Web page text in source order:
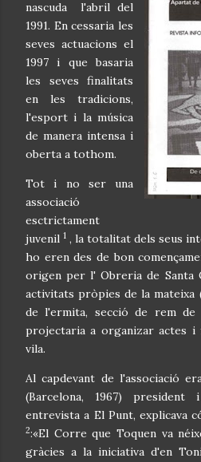
nascuda l'abril del
1991. En cessaria les
seves actuacions el
1997 i que basaria
les seves finalitats
en les tradicions,
l'esport i la música
de manera intensa i
oberta a tothom.
Tot i no ser una
associació
esctrictament
juvenil 1 , la totalitat dels seus
ho eren des de bon
origen per l' Obreria de Santa
activitats pròpies de la mateixa
de l'ermita, secció de rem de
projectaria a organizar actes
vila.
Al capdevant de l'associació
(Barcelona, 1967)
entrevista a El Punt, explicava
2:«El Corre que Toquen va
gràcies a la iniciativa d'en